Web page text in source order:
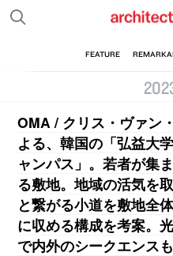
OMA / クリス・ヴァン
よる、韓国の「弘益大
ャンパス」。若者が集
る敷地。地域の活気を
と繋がる小道を敷地全
に収める構成を考案。
で内外のシークエンス